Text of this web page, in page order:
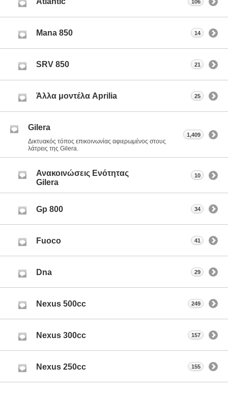
106
Mana 850 14
SRV 850 21
Άλλα μοντέλα Aprilia 25
Gilera
Δικτυακός τόπος επικοινωνίας αφιερωμένος στους
λάτρεις της Gilera.
1,409
Ανακοινώσεις Ενότητας
Gilera
10
Gp 800 34
Fuoco 41
Dna 29
Nexus 500cc 249
Nexus 300cc 157
Nexus 250cc 155